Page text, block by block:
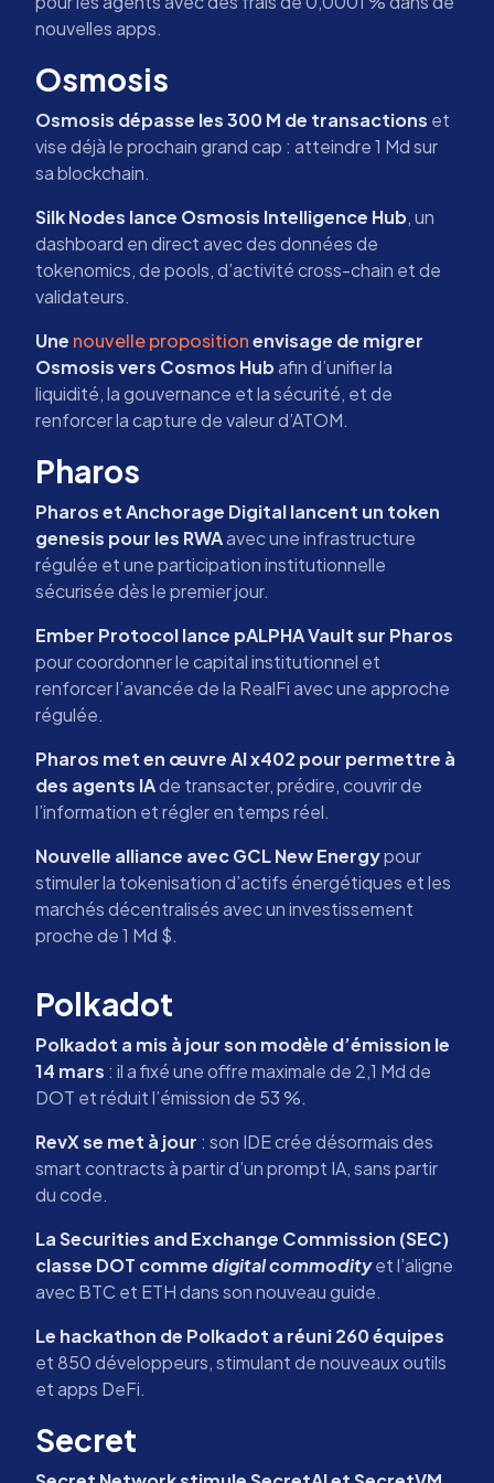
nouvelles apps.
Osmosis
Osmosis dépasse les 300 M de transactions et
vise déjà le prochain grand cap : atteindre 1 Md sur
sa blockchain.
Silk Nodes lance Osmosis Intelligence Hub, un
dashboard en direct avec des données de
tokenomics, de pools, d’activité cross-chain et de
validateurs.
Une nouvelle propositionenvisage de migrer
Osmosis vers Cosmos Hubafin d’unifier la
liquidité, la gouvernance et la sécurité, et de
renforcer la capture de valeur d’ATOM.
Pharos
Pharos et Anchorage Digital lancent un token
genesis pour les RWAavec une infrastructure
régulée et une participation institutionnelle
sécurisée dès le premier jour.
Ember Protocol lance pALPHA Vault sur Pharos
pour coordonner le capital institutionnel et
renforcer l’avancée de la RealFi avec une approche
régulée.
Pharos met en œuvre AI x402 pour permettre à
des agents IAde transacter, prédire, couvrir de
l’information et régler en temps réel.
Nouvelle alliance avec GCL New Energypour
stimuler la tokenisation d’actifs énergétiques et les
marchés décentralisés avec un investissement
proche de 1 Md $.
Polkadot
Polkadot a mis à jour son modèle d’émission le
14 mars : il a fixé une offre maximale de 2,1 Md de
DOT et réduit l’émission de 53 %.
RevX se met à jour : son IDE crée désormais des
smart contracts à partir d’un prompt IA, sans partir
du code.
La Securities and Exchange Commission (SEC)
classe DOT commedigital commodityet l’aligne
avec BTC et ETH dans son nouveau guide.
Le hackathon de Polkadot a réuni 260 équipes
et 850 développeurs, stimulant de nouveaux outils
et apps DeFi.
Secret